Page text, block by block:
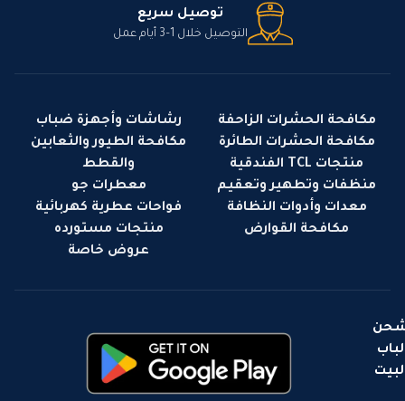
توصيل سريع
التوصيل خلال 1–3 أيام عمل
مكافحة الحشرات الزاحفة
مكافحة الحشرات الطائرة
منتجات TCL الفندقية
منظفات وتطهير وتعقيم
معدات وأدوات النظافة
مكافحة القوارض
رشاشات وأجهزة ضباب
مكافحة الطيور والثعابين
والقطط
معطرات جو
فواحات عطرية كهربائية
منتجات مستورده
عروض خاصة
لباب